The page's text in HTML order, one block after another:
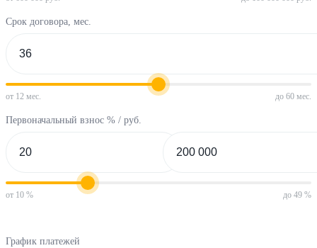
Срок договора, мес.
от 12 мес. до 60 мес.
Первоначальный взнос % / руб.
от 10 % до 49 %
График платежей